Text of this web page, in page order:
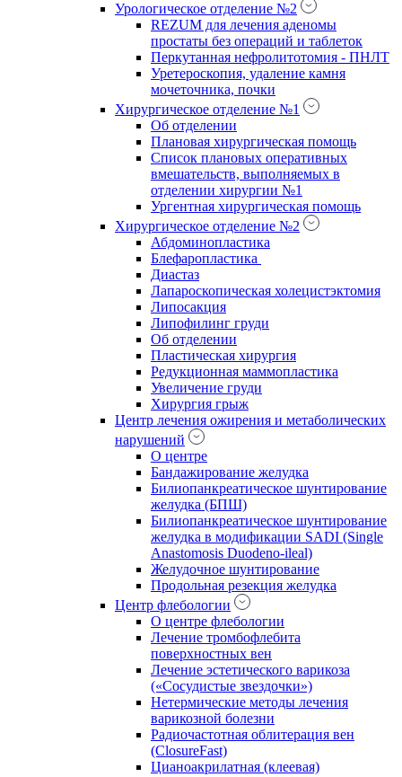
Урологическое отделение №2
REZUM для лечения аденомы
простаты без операций и таблеток
Перкутанная нефролитотомия - ПНЛТ
Уретероскопия, удаление камня
мочеточника, почки
Хирургическое отделение №1
Об отделении
Плановая хирургическая помощь
Список плановых оперативных
вмешательств, выполняемых в
отделении хирургии №1
Ургентная хирургическая помощь
Хирургическое отделение №2
Абдоминопластика
Блефаропластика
Диастаз
Лапароскопическая холецистэктомия
Липосакция
Липофилинг груди
Об отделении
Пластическая хирургия
Редукционная маммопластика
Увеличение груди
Хирургия грыж
Центр лечения ожирения и метаболических
нарушений
О центре
Бандажирование желудка
Билиопанкреатическое шунтирование
желудка (БПШ)
Билиопанкреатическое шунтирование
желудка в модификации SADI (Single
Anastomosis Duodeno-ileal)
Желудочное шунтирование
Продольная резекция желудка
Центр флебологии
О центре флебологии
Лечение тромбофлебита
поверхностных вен
Лечение эстетического варикоза
(«Сосудистые звездочки»)
Нетермические методы лечения
варикозной болезни
Радиочастотная облитерация вен
(ClosureFast)
Цианоакрилатная (клеевая)